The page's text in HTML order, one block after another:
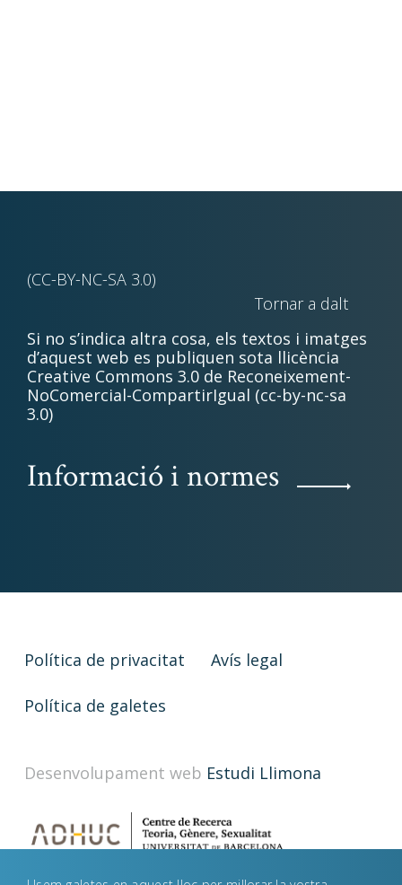
(CC-BY-NC-SA 3.0)
Tornar a dalt
Si no s’indica altra cosa, els textos i imatges
d’aquest web es publiquen sota llicència
Creative Commons 3.0 de Reconeixement-
NoComercial-CompartirIgual (cc-by-nc-sa
3.0)
Informació i normes
Política de privacitat Avís legal
Política de galetes
Desenvolupament web Estudi Llimona